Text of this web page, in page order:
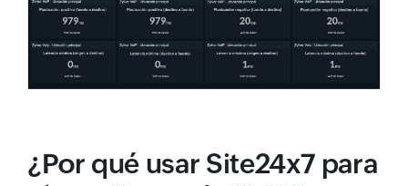
¿Por qué usar Site24x7 para